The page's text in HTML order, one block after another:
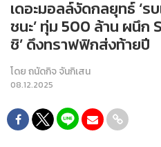
เดอะมอลล์งัดกลยุทธ์ ‘ร
ชนะ’ ทุ่ม 500 ล้าน ผนึก
ชิ’ ดึงทราฟฟิกส่งท้ายปี
โดยถนัดกิจ จันกิเสน
08.12.2025